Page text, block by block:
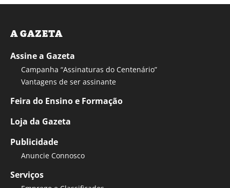
A GAZETA
Assine a Gazeta
Campanha “Assinaturas do Centenário”
Vantagens de ser assinante
Feira do Ensino e Formação
Loja da Gazeta
Publicidade
Anuncie Connosco
Serviços